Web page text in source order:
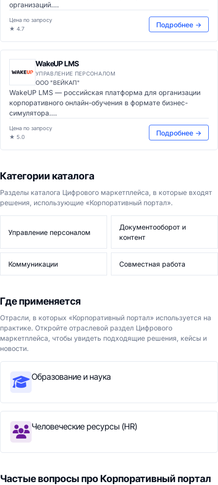
организаций....
Цена по запросу
★ 4.7
Подробнее →
WakeUP LMS
УПРАВЛЕНИЕ ПЕРСОНАЛОМ
ООО "ВЕЙКАП"
WakeUP LMS — российская платформа для организации
корпоративного онлайн-обучения в формате бизнес-
симулятора....
Цена по запросу
★ 5.0
Подробнее →
Категории каталога
Разделы каталога Цифрового маркетплейса, в которые входят
решения, использующие «Корпоративный портал».
Управление персоналом
Документооборот и
контент
Коммуникации Совместная работа
Где применяется
Отрасли, в которых «Корпоративный портал» используется на
практике. Откройте отраслевой раздел Цифрового
маркетплейса, чтобы увидеть подходящие решения, кейсы и
новости.
Образование и наука
Человеческие ресурсы (HR)
Частые вопросы про Корпоративный портал